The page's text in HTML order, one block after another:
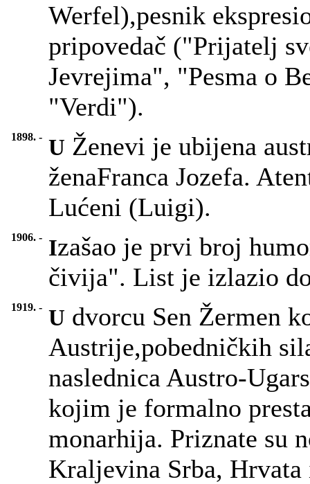
Werfel),pesnik
pripovedač ("Prijatelj
Jevrejima", "Pesma o
"Verdi").
1898. - U Ženevi je ubijena
ženaFranca Jozefa.
Lućeni (Luigi).
1906. - Izašao je prvi broj
čivija". List je izlazio
1919. - U dvorcu Sen Žermen
Austrije,pobedničkih
naslednica Austro-
kojim je formalno
monarhija. Priznate su
Kraljevina Srba,